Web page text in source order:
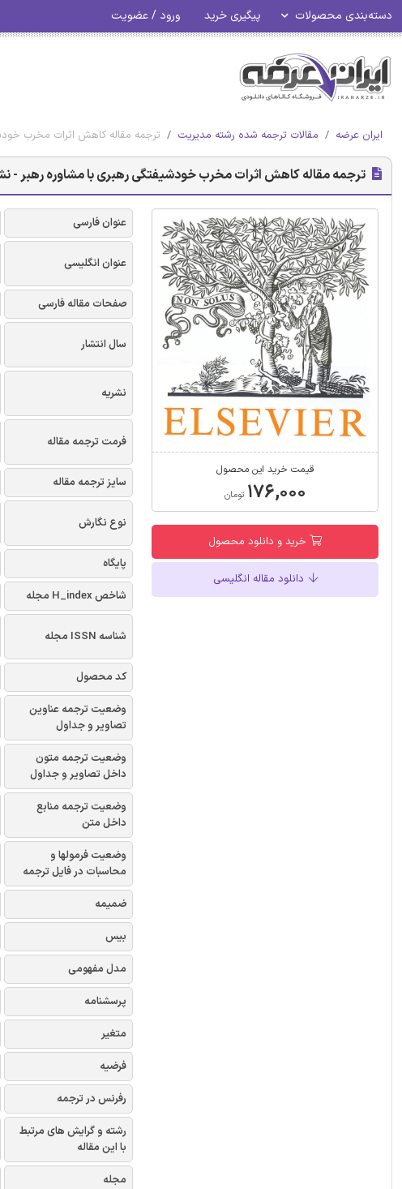
دسته‌بندی محصولات پیگیری خرید ورود / عضویت
ایران عرضه مقالات ترجمه شده رشته مدیریت ترجمه مقاله کاهش اثرات مخرب
ترجمه مقاله کاهش اثرات مخرب خودشیفتگی رهبری با مشاوره رهبر -
قیمت خرید این محصول
۱۷۶,۰۰۰ تومان
خرید و دانلود محصول
دانلود مقاله انگلیسی
عنوان فارسی
عنوان انگلیسی
صفحات مقاله فارسی
سال انتشار
نشریه
فرمت ترجمه مقاله
سایز ترجمه مقاله
نوع نگارش
پایگاه
شاخص H_index مجله
شناسه ISSN مجله
کد محصول
وضعیت ترجمه عناوین
تصاویر و جداول
وضعیت ترجمه متون
داخل تصاویر و جداول
وضعیت ترجمه منابع
داخل متن
وضعیت فرمولها و
محاسبات در فایل ترجمه
ضمیمه
بیس
مدل مفهومی
پرسشنامه
متغیر
فرضیه
رفرنس در ترجمه
رشته و گرایش های مرتبط
با این مقاله
مجله